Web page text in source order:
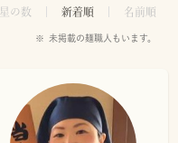
星の数 新着順 名前順
未掲載の麺職人もいます。